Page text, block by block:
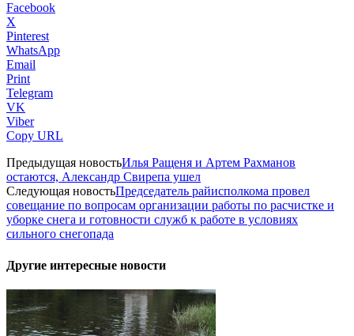
Facebook
X
Pinterest
WhatsApp
Email
Print
Telegram
VK
Viber
Copy URL
Предыдущая новостьИлья Ращеня и Артем Рахманов
остаются, Александр Свирепа ушел
Следующая новостьПредседатель райисполкома провел
совещание по вопросам организации работы по расчистке и
уборке снега и готовности служб к работе в условиях
сильного снегопада
Другие интересные новости